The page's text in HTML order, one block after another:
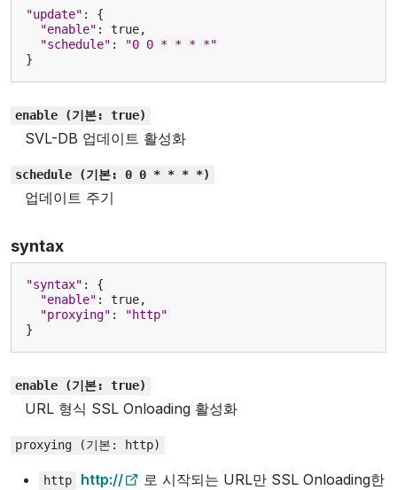
"update" :
{
"enable" : true,
"schedule" :
"0 0 * * * *"
}
enable (기본: true)
SVL-DB 업데이트 활성화
schedule (기본: 0 0 * * * *)
업데이트 주기
syntax
"syntax" :
{
"enable" : true,
"proxying" :
"http"
}
enable (기본: true)
URL 형식 SSL Onloading 활성화
proxying (기본: http)
http http://
로 시작되는 URL만 SSL Onloading한